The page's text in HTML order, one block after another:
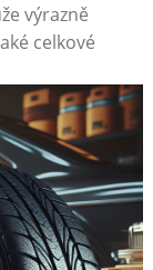
výrazně
celkové